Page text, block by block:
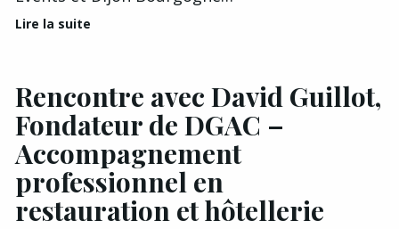
Lire la suite
Rencontre avec David Guillot,
Fondateur de DGAC –
Accompagnement
professionnel en
restauration et hôtellerie